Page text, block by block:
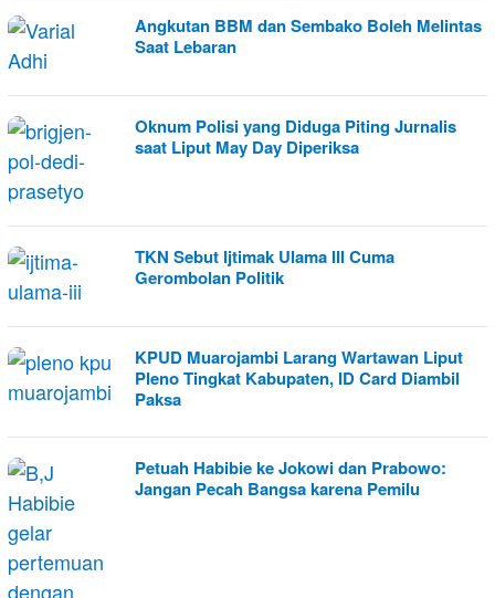
Angkutan BBM dan Sembako Boleh Melintas
Saat Lebaran
Oknum Polisi yang Diduga Piting Jurnalis
saat Liput May Day Diperiksa
TKN Sebut Ijtimak Ulama III Cuma
Gerombolan Politik
KPUD Muarojambi Larang Wartawan Liput
Pleno Tingkat Kabupaten, ID Card Diambil
Paksa
Petuah Habibie ke Jokowi dan Prabowo:
Jangan Pecah Bangsa karena Pemilu